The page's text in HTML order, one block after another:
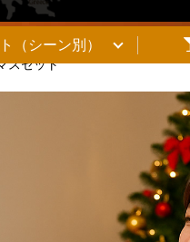
（シーン別）
スセット